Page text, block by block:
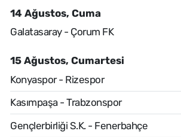
14 Ağustos, Cuma
Galatasaray - Çorum FK
15 Ağustos, Cumartesi
Konyaspor - Rizespor
Kasımpaşa - Trabzonspor
Gençlerbirliği S.K. - Fenerbahçe